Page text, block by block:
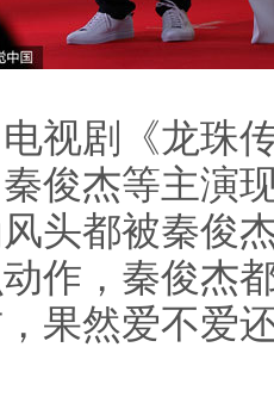
视剧《龙珠
俊杰等主演
头都被秦俊
作，秦俊杰
果然爱不爱